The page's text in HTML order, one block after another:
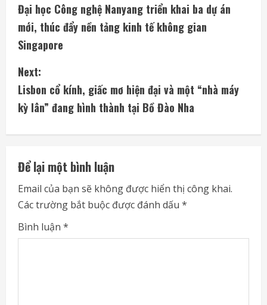
o
n
t
i
n
u
e
R
e
a
Đại học Công nghệ Nanyang triển khai ba dự án
mới, thúc đẩy nền tảng kinh tế không gian
Singapore
Next:
Lisbon cổ kính, giấc mơ hiện đại và một “nhà máy
kỳ lân” đang hình thành tại Bồ Đào Nha
Để lại một bình luận
Email của bạn sẽ không được hiển thị công khai.
Các trường bắt buộc được đánh dấu *
Bình luận *